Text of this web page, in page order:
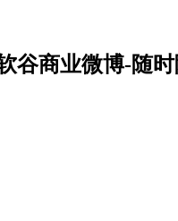
谷商业微博-随